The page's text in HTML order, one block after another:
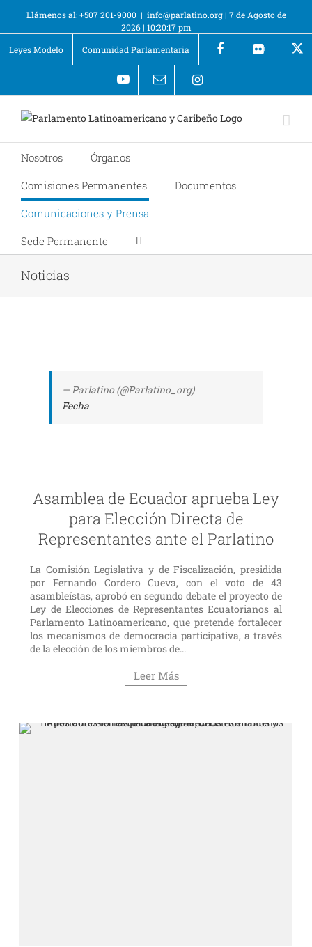
Llámenos al: +507 201-9000 | info@parlatino.org| 7 de Agosto de
2026 | 10:20:18 pm
Leyes Modelo
Comunidad Parlamentaria +
Nosotros
Órganos
Comisiones Permanentes
Documentos
Comunicaciones y Prensa
Sede Permanente
Noticias
— Parlatino (@Parlatino_org)
Fecha
Asamblea de Ecuador aprueba Ley
para Elección Directa de
Representantes ante el Parlatino
La Comisión Legislativa y de Fiscalización, presidida
por Fernando Cordero Cueva, con el voto de 43
asambleístas, aprobó en segundo debate el proyecto de
Ley de Elecciones de Representantes Ecuatorianos al
Parlamento Latinoamericano, que pretende fortalecer
los mecanismos de democracia participativa, a través
de la elección de los miembros de...
Leer Más